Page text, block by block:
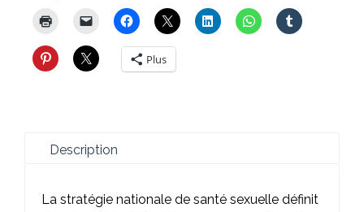
Plus
Description
La stratégie nationale de santé sexuelle définit